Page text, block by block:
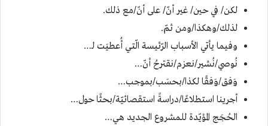
لكن/ في حين/ غير أنّ/ على أنّ/مع ذلك.
لذلك/وهكذا/ومن ثمّ.
وفيما يأتي الأسباب الرّئيسة الّتي أُعطيَت لـ…
نُوصي/نُشير/نعزم/نقترحُ أنّ…
وَفق/وَفقًا لكذا/بحسَب/بموجب…
أجرينا استطلاعًا/دراسةً استقصائيّة/بحثًا حول…
الحُجَج المؤيّدة للمشروع الجديد هي…